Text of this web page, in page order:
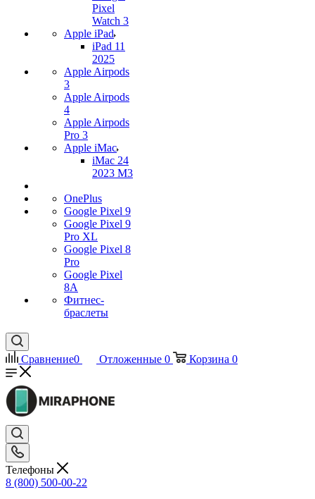
Pixel
Watch 3
Apple iPad
iPad 11
2025
Apple Airpods
3
Apple Airpods
4
Apple Airpods
Pro 3
Apple iMac
iMac 24
2023 M3
OnePlus
Google Pixel 9
Google Pixel 9
Pro XL
Google Pixel 8
Pro
Google Pixel
8A
Фитнес-
браслеты
Сравнение0 Отложенные 0 Корзина 0
Телефоны
8 (800) 500-00-22